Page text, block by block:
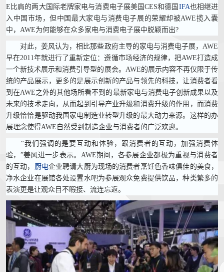
E比肩的两大国际老牌家电与消费电子展美国CES和德国 IFA也相继进
入中国市场，但中国最大家电与消费电子展的荣耀却被AWE揽入囊
中，AWE为何能够在众多家电与消费电子展中脱颖而出?
对此，姜风认为，相比那些政府主导的家电与消费电子展，AWE
早在2011年就进行了重新定位：遵循市场经济的规律，把AWE打造成
一个新技术展示和消费引导型的展会。AWE的展示内容不再仅限于传
统的产品展示，更多的是展示创新的产品与领先的科技，让消费者看
到在AWE之外的其他场所看不到的最新家电与消费电子创新成果以及
未来的技术走向，从而起到引导产业升级和消费升级的作用，而消费
升级恰恰是驱动我国家电制造业转型升级的最大动力来源。这样的办
展理念使得AWE自然受到制造企业与消费者的广泛欢迎。
“我们强调的是要互动和体验，跟消费者的互动，加强消费体
验，”姜风进一步表示。AWE期间，各参展企业都极为重视与消费者
的互动， 厨电企业聘请大厨为现场的消费者烹饪色香味俱佳的美食，
净水企业在展馆各处设置水吧为参展观众免费提供饮品，种类繁多的
表演更是让观众目不暇接、流连忘返。